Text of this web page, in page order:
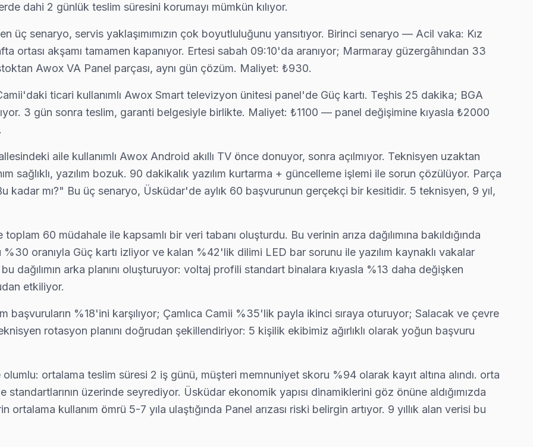
ücretsiz telefon danışmanlığıyla sorunu yönlendiriyoruz, gereksiz ev ziyareti yapmıyoruz.
teknik ekibimiz Salacak adresine aynı gün geliyor, teşhis ücretsiz.
parçanın değiştiğini, maliyet dağılımını ve garanti kapsamını müşteri önünde anlatıyoruz. Üsküdar standartlarımız bu.
oluyoruz: satın alma öncesi gizli arıza denetimi ücretsiz.
ücretsiz teşhis yapıyoruz; tamir yapılmazsa ücret almıyoruz — bu taahhüdümüz.
fiyat, onay sonrası iş — Üsküdar'da müşteri memnuniyeti odaklı servis anlayışımız bu.
kapınızda: araç takip sistemimiz sayesinde ekibin konumunu anlık görebiliyorsunuz.
dahi 2 günlük teslim süresini korumayı mümkün kılıyor.
senaryo, servis yaklaşımımızın çok boyutluluğunu yansıtıyor. Birinci senaryo — Acil vaka: Kız
ortası akşamı tamamen kapanıyor. Ertesi sabah 09:10'da aranıyor; Marmaray güzergâhından 33
Awox VA Panel parçası, aynı gün çözüm. Maliyet: ₺930.
ticari kullanımlı Awox Smart televizyon ünitesi panel'de Güç kartı. Teşhis 25 dakika; BGA
3 gün sonra teslim, garanti belgesiyle birlikte. Maliyet: ₺1100 — panel değişimine kıyasla ₺2000
aile kullanımlı Awox Android akıllı TV önce donuyor, sonra açılmıyor. Teknisyen uzaktan
sağlıklı, yazılım bozuk. 90 dakikalık yazılım kurtarma + güncelleme işlemi ile sorun çözülüyor. Parça
kadar mı?" Bu üç senaryo, Üsküdar'de aylık 60 başvurunun gerçekçi bir kesitidir. 5 teknisyen, 9 yıl,
60 müdahale ile kapsamlı bir veri tabanı oluşturdu. Bu verinin arıza dağılımına bakıldığında
oranıyla Güç kartı izliyor ve kalan %42'lik dilimi LED bar sorunu ile yazılım kaynaklı vakalar
dağılımın arka planını oluşturuyor: voltaj profili standart binalara kıyasla %13 daha değişken
etkiliyor.
başvuruların %18'ini karşılıyor; Çamlıca Camii %35'lik payla ikinci sıraya oturuyor; Salacak ve çevre
rotasyon planını doğrudan şekillendiriyor: 5 kişilik ekibimiz ağırlıklı olarak yoğun başvuru
ortalama teslim süresi 2 iş günü, müşteri memnuniyet skoru %94 olarak kayıt altına alındı. orta
üzerinde seyrediyor. Üsküdar ekonomik yapısı dinamiklerini göz önüne aldığımızda
kullanım ömrü 5-7 yıla ulaştığında Panel arızası riski belirgin artıyor. 9 yıllık alan verisi bu